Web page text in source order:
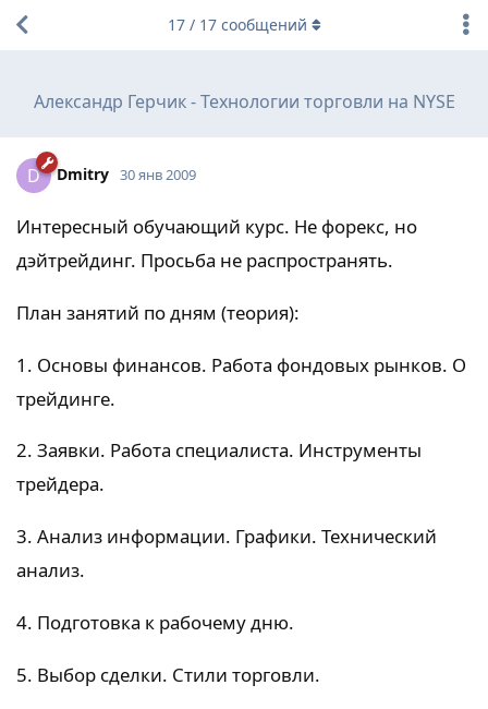
Александр Герчик - Технологии торговли на NYSE
17/ 17сообщений
D Dmitry 30 янв 2009
Интересный обучающий курс. Не форекс, но
дэйтрейдинг. Просьба не распространять.
План занятий по дням (теория):
1. Основы финансов. Работа фондовых рынков. О
трейдинге.
2. Заявки. Работа специалиста. Инструменты
трейдера.
3. Анализ информации. Графики. Технический
анализ.
4. Подготовка к рабочему дню.
5. Выбор сделки. Стили торговли.